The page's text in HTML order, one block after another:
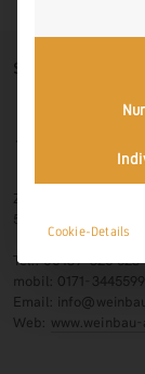
SO FINDEN SIE
Zur Hasenlay 10
56379 Scheidt
Tel.: 06439-326 523
mobil: 0171-3445599
Email:
Web:
Cookie-Details